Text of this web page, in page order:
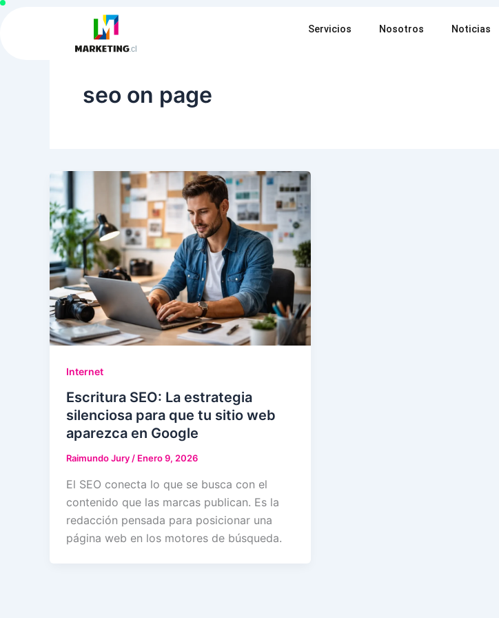
Ir
Servicios Nosotros Noticias
seo on page
Internet
Escritura SEO: La estrategia
silenciosa para que tu sitio web
aparezca en Google
Raimundo Jury/ Enero 9, 2026
El SEO conecta lo que se busca con el
contenido que las marcas publican. Es la
redacción pensada para posicionar una
página web en los motores de búsqueda.